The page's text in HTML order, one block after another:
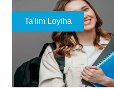
Ta'lim Loyiha